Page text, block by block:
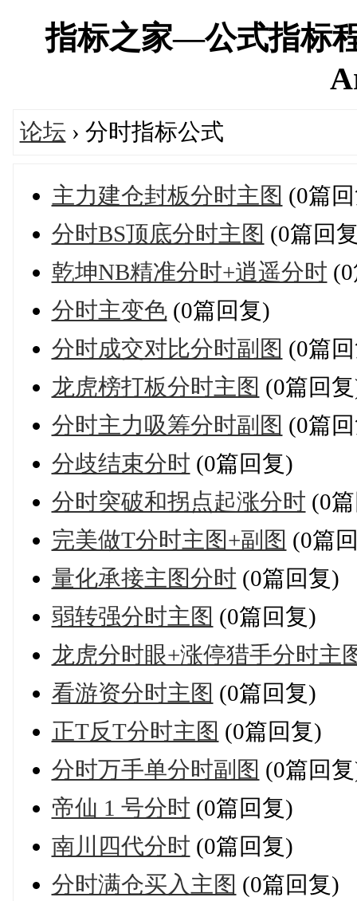
指标之家—公式指标
论坛 › 分时指标公式
主力建仓封板分时主图 (0篇
分时BS顶底分时主图 (0篇回
乾坤NB精准分时+逍遥分时
分时主变色(0篇回复)
分时成交对比分时副图 (0篇
龙虎榜打板分时主图 (0篇回
分时主力吸筹分时副图 (0篇
分歧结束分时 (0篇回复)
分时突破和拐点起涨分时 (0
完美做T分时主图+副图 (0篇
量化承接主图分时 (0篇回复)
弱转强分时主图 (0篇回复)
龙虎分时眼+涨停猎手分时主
看游资分时主图 (0篇回复)
正T反T分时主图 (0篇回复)
分时万手单分时副图 (0篇回
帝仙 1 号分时 (0篇回复)
南川四代分时 (0篇回复)
分时满仓买入主图 (0篇回复)